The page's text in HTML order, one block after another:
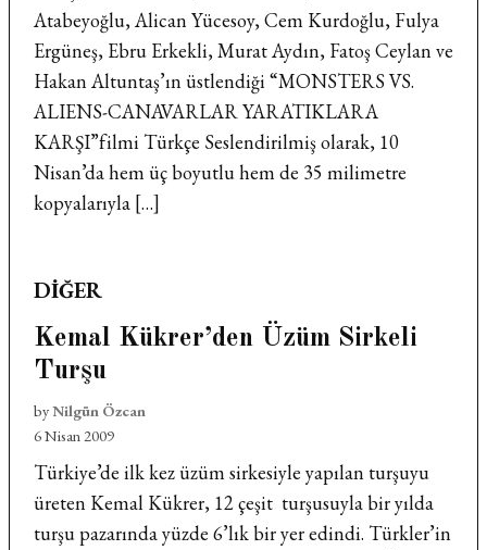
Atabeyoğlu, Alican Yücesoy, Cem Kurdoğlu, Fulya
Ergüneş, Ebru Erkekli, Murat Aydın, Fatoş Ceylan ve
Hakan Altuntaş’ın üstlendiği “MONSTERS VS.
ALIENS-CANAVARLAR YARATIKLARA
KARŞI”filmi Türkçe Seslendirilmiş olarak, 10
Nisan’da hem üç boyutlu hem de 35 milimetre
kopyalarıyla […]
POSTED
DIĞER
Kemal Kükrer’den Üzüm Sirkeli
Turşu
byNilgün Özcan
6 Nisan 2009
Türkiye’de ilk kez üzüm sirkesiyle yapılan turşuyu
üreten Kemal Kükrer, 12 çeşit turşusuyla bir yılda
turşu pazarında yüzde 6’lık bir yer edindi. Türkler’in